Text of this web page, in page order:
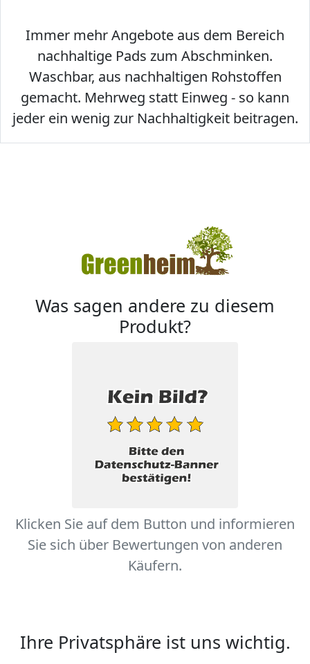
Immer mehr Angebote aus dem Bereich
nachhaltige Pads zum Abschminken.
Waschbar, aus nachhaltigen Rohstoffen
gemacht. Mehrweg statt Einweg - so kann
jeder ein wenig zur Nachhaltigkeit beitragen.
Was sagen andere zu diesem
Produkt?
Klicken Sie auf dem Button und informieren
Sie sich über Bewertungen von anderen
Käufern.
Ihre Privatsphäre ist uns wichtig.